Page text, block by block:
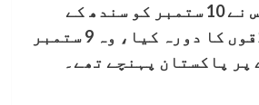
انتونیو گوتریس نے 10 ستمبر کو سندھ کے
سیلاب متاثرہ علاقوں کا دورہ کیا، وہ 9 ستمبر
پر پاکستان پہنچے تھے۔